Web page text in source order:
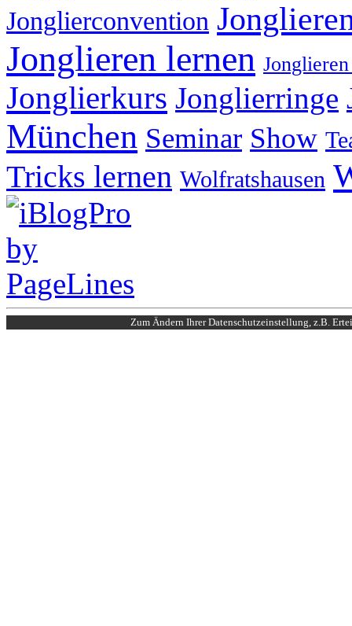
Jonglierconvention
Jonglieren lernen
Jonglierkurs Jonglierringe
München Seminar Show
Tricks lernen Wolfratshausen
Zum Ändern Ihrer Datenschutzeinstellung, z.B.